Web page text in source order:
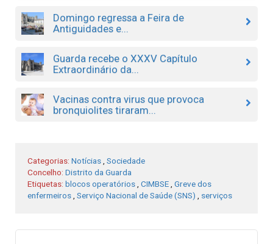
Domingo regressa a Feira de
Antiguidades e...
Guarda recebe o XXXV Capítulo
Extraordinário da...
Vacinas contra virus que provoca
bronquiolites tiraram...
Categorias: Notícias, Sociedade
Concelho: Distrito da Guarda
Etiquetas: blocos operatórios, CIMBSE, Greve dos
enfermeiros, Serviço Nacional de Saúde (SNS) , serviços